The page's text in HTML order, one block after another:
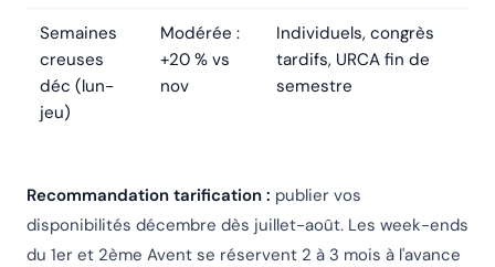
Semaines
creuses
déc (lun-
jeu)
Modérée :
+20 % vs
nov
Individuels, congrès
tardifs, URCA fin de
semestre
Recommandation tarification : publier vos
disponibilités décembre dès juillet-août. Les week-ends
du 1er et 2ème Avent se réservent 2 à 3 mois à l'avance